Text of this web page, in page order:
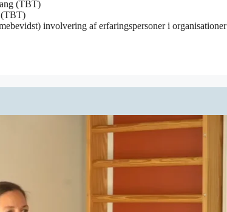
(TBT)
(TBT)
involvering af erfaringspersoner i organisationer